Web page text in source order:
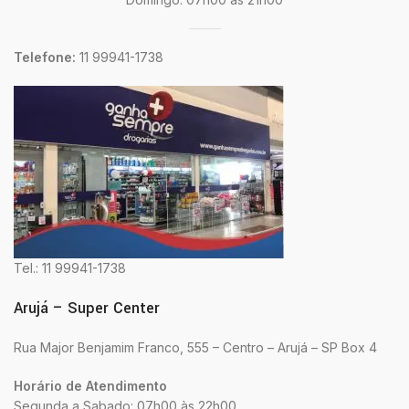
Telefone: 11 99941-1738
Tel.: 11 99941-1738
Arujá – Super Center
Rua Major Benjamim Franco, 555 – Centro – Arujá – SP Box 4
Horário de Atendimento
Segunda a Sabado: 07h00 às 22h00